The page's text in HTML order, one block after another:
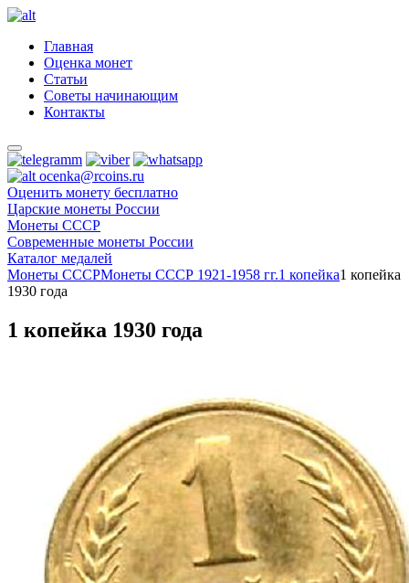
Главная
Оценка монет
Статьи
Советы начинающим
Контакты
ocenka@rcoins.ru
Оценить монету бесплатно
Царские монеты России
Монеты СССР
Современные монеты России
Каталог медалей
Монеты СССРМонеты СССР 1921-1958 гг.1 копейка1 копейка
1930 года
1 копейка 1930 года